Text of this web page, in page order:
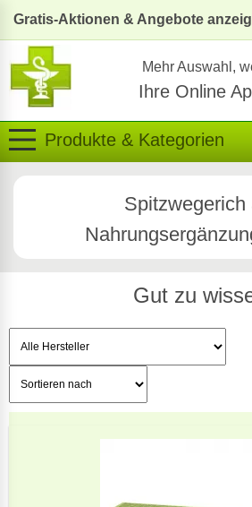
Gratis-Aktionen & Angebote
Mehr Auswahl,
Ihre Online
Produkte & Kategorien
Spitzwegerich
Gut zu